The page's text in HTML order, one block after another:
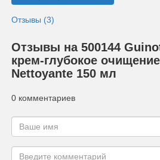
Отзывы (3)
Отзывы на 500144
крем-глубокое
Nettoyante 150 мл
0 комментариев